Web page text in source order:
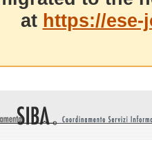
at https://